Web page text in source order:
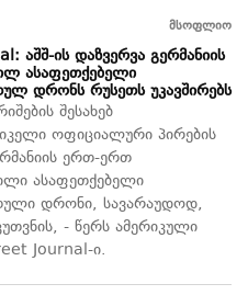
მსოფლიო
აშშ-ის დაზვერვა გერმანიის
ასაფეთქებელი
დრონს რუსეთს უკავშირებს
შესახებ
ოფიციალური პირების
ერთ-ერთ
ასაფეთქებელი
დრონი, სავარაუდოდ,
- წერს ამერიკული
Journal-ი.